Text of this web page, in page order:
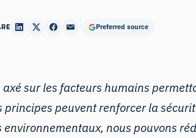
Preferred source
axésurles facteurs humains
peuvent renforcer la
nous pouvons